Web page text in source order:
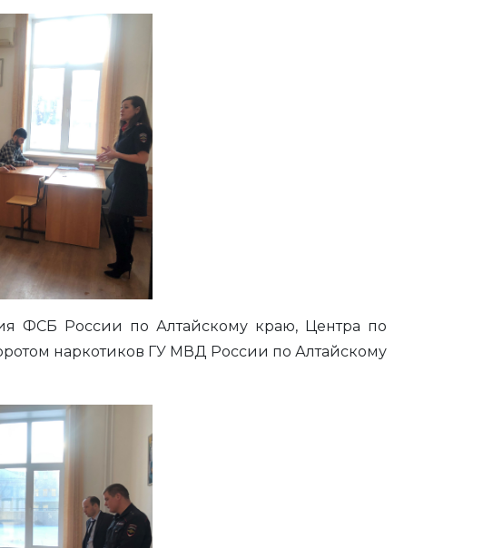
ФСБ России по Алтайскому краю, Центра по
наркотиков ГУ МВД России по Алтайскому